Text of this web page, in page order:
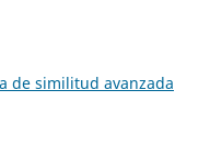
de similitud avanzada